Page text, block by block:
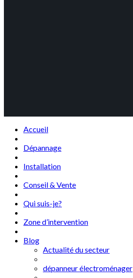
Accueil
Dépannage
Installation
Conseil & Vente
Qui suis-je?
Zone d’intervention
Blog
Actualité du secteur
dépanneur électroménager